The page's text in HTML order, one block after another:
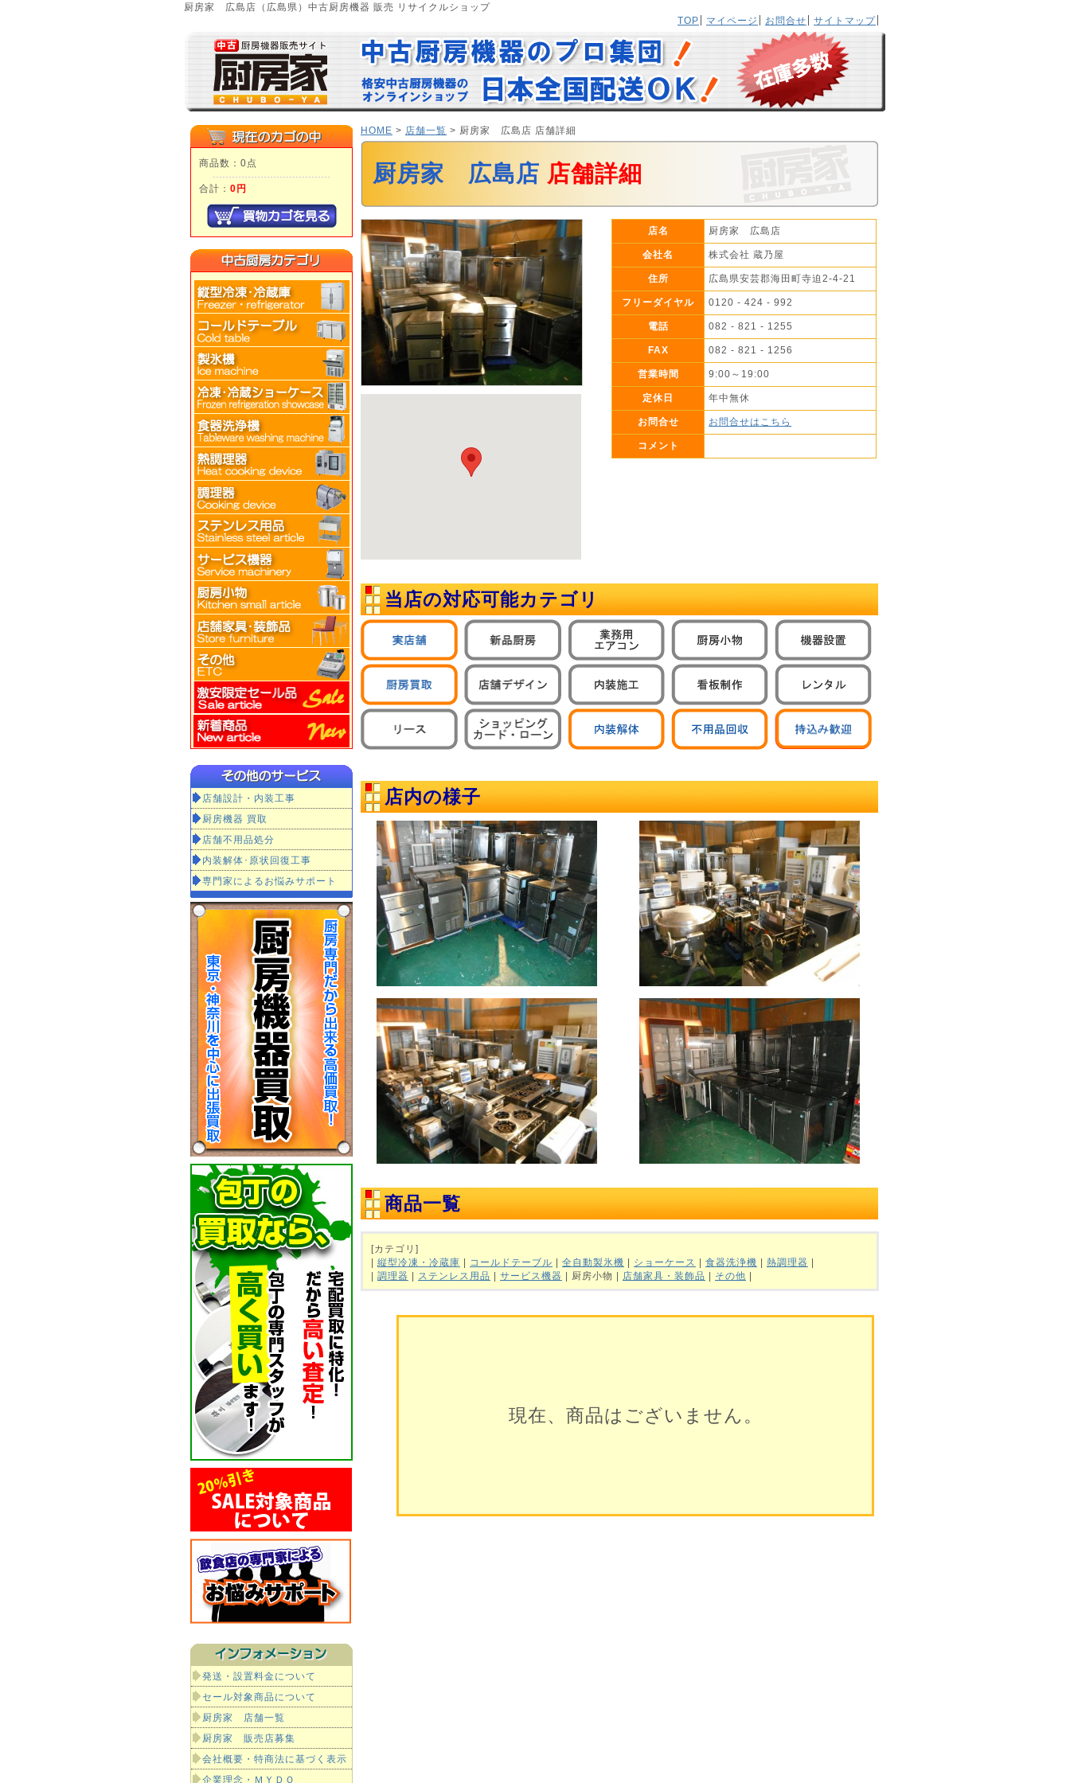
厨房家 広島店（広島県）中古厨房機器 販売 リサイクルショップ
TOP
マイページ お問合せ サイトマップ
商品数：0点
合計： 0円
店舗設計・内装工事
厨房機器 買取
店舗不用品処分
内装解体･原状回復工事
専門家によるお悩みサポート
発送・設置料金について
セール対象商品について
厨房家 店舗一覧
厨房家 販売店募集
会社概要・特商法に基づく表示
企業理念・ＭＹＤＯ
HOME > 店舗一覧 > 厨房家 広島店 店舗詳細
厨房家 広島店 店舗詳細
店名 厨房家 広島店
会社名 株式会社 蔵乃屋
住所 広島県安芸郡海田町寺迫2-4-21
フリーダイヤル 0120 - 424 - 992
電話 082 - 821 - 1255
FAX 082 - 821 - 1256
営業時間 9:00～19:00
定休日 年中無休
お問合せ お問合せはこちら
コメント
当店の対応可能カテゴリ
店内の様子
商品一覧
[カテゴリ]
| 縦型冷凍・冷蔵庫 | コールドテーブル | 全自動製氷機 | ショーケース | 食器洗浄機 | 熱調理器 |
| 調理器 | ステンレス用品 | サービス機器 | 厨房小物 | 店舗家具・装飾品 | その他 |
現在、商品はございません。